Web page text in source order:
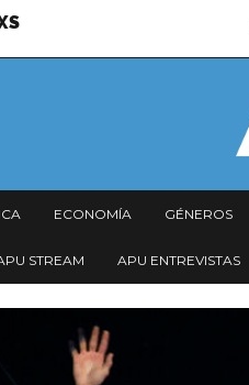
ECONOMÍA GÉNEROS
STREAM APU ENTREVISTAS